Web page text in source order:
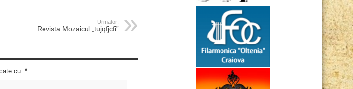
Urmator:
Revista Mozaicul „tujqfjcfi”
cu: *